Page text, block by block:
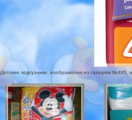
Детские подгузники, изображения из галереи №495,